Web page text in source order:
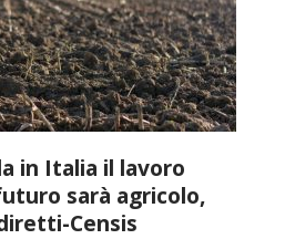
in Italia il lavoro
sarà agricolo,
Censis